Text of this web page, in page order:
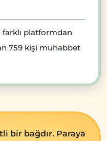
platformdan
759 kişi muhabbet
bir bağdır. Paraya